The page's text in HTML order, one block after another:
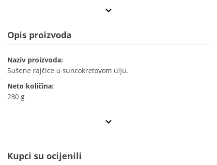
Opis proizvoda
Naziv proizvoda:
Sušene rajčice u suncokretovom ulju.
Neto količina:
280 g
Kupci su ocijenili